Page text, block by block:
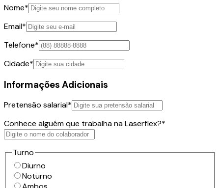
Nome*
Email*
Telefone*
Cidade*
Informações Adicionais
Pretensão salarial*
Conhece alguém que trabalha na Laserflex?*
Turno
Diurno
Noturno